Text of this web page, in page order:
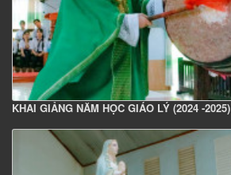
KHAI GIẢNG NĂM HỌC GIÁO LÝ (2024 -2025)